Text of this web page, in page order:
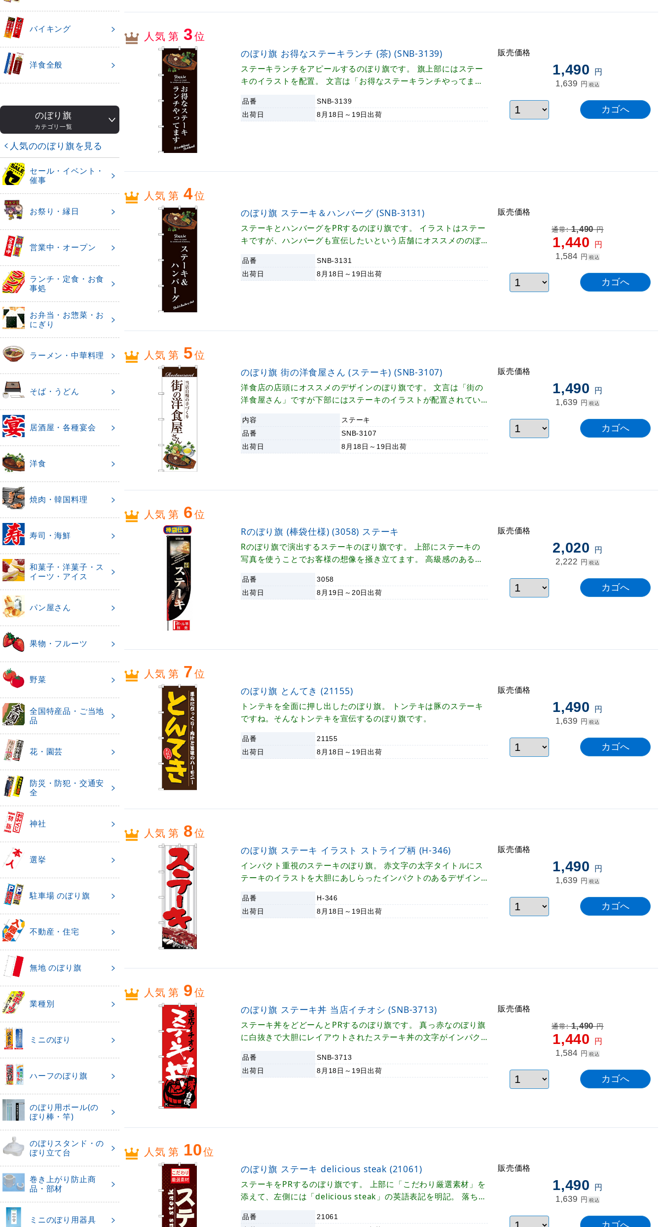
人気 第 3位
のぼり旗 お得なステーキランチ (茶) (SNB-3139)
ステーキランチをアピールするのぼり旗です。 旗上部にはステー
キのイラストを配置。 文言は「お得なステーキランチやってま
スや洋食店のランチ時ののぼり旗にぜひ。
品番 SNB-3139
出荷日 8月18日～19日出荷
販売価格
1,490 円
1,639 円 税込
人気 第 4位
のぼり旗 ステーキ＆ハンバーグ (SNB-3131)
ステーキとハンバーグをPRするのぼり旗です。 イラストはステー
キですが、ハンバーグも宣伝したいという店舗にオススメののぼ
やすいデザインに仕上がっています。
品番 SNB-3131
出荷日 8月18日～19日出荷
販売価格
通常:1,490円
1,440 円
1,584 円 税込
人気 第 5位
のぼり旗 街の洋食屋さん (ステーキ) (SNB-3107)
洋食店の店頭にオススメのデザインのぼり旗です。 文言は「街の
洋食屋さん」ですが下部にはステーキのイラストが配置されてい
演出します。
内容
ステーキ
品番
SNB-3107
出荷日 8月18日～19日出荷
販売価格
1,490 円
1,639 円 税込
人気 第 6位
Rのぼり旗 (棒袋仕様) (3058) ステーキ
Rのぼり旗で演出するステーキのぼり旗です。 上部にステーキの
写真を使うことでお客様の想像を掻き立てます。 高級感のあるデ
品番 3058
出荷日 8月19日～20日出荷
販売価格
2,020 円
2,222 円 税込
人気 第 7位
のぼり旗 とんてき (21155)
トンテキを全面に押し出したのぼり旗。 トンテキは豚のステーキ
ですね。そんなトンテキを宣伝するのぼり旗です。
品番 21155
出荷日 8月18日～19日出荷
販売価格
1,490 円
1,639 円 税込
人気 第 8位
のぼり旗 ステーキ イラスト ストライプ柄 (H-346)
インパクト重視のステーキのぼり旗。 赤文字の太字タイトルにス
テーキのイラストを大胆にあしらったインパクトのあるデザイン
品番 H-346
出荷日 8月18日～19日出荷
販売価格
1,490 円
1,639 円 税込
人気 第 9位
のぼり旗 ステーキ丼 当店イチオシ (SNB-3713)
ステーキ丼をどどーんとPRするのぼり旗です。 真っ赤なのぼり旗
に白抜きで大胆にレイアウトされたステーキ丼の文字がインパク
ステーキ丼の宣伝にご活用ください！
品番 SNB-3713
出荷日 8月18日～19日出荷
販売価格
通常:1,490円
1,440 円
1,584 円 税込
人気 第 10位
のぼり旗 ステーキ delicious steak (21061)
ステーキをPRするのぼり旗です。 上部に「こだわり厳選素材」を
添えて、左側には「delicious steak」の英語表記を明記。 落ち着
品番 21061
販売価格
1,490 円
1,639 円 税込
バイキング
洋食全般
のぼり旗
カテゴリ一覧
人気ののぼり旗を見る
セール・イベント・
催事
お祭り・縁日
営業中・オープン
ランチ・定食・お食
事処
お弁当・お惣菜・お
にぎり
ラーメン・中華料理
そば・うどん
居酒屋・各種宴会
洋食
焼肉・韓国料理
寿司・海鮮
和菓子・洋菓子・ス
イーツ・アイス
パン屋さん
果物・フルーツ
野菜
全国特産品・ご当地
品
花・園芸
防災・防犯・交通安
全
神社
選挙
駐車場 のぼり旗
不動産・住宅
無地 のぼり旗
業種別
ミニのぼり
ハーフのぼり旗
のぼり用ポール(の
ぼり棒・竿)
のぼりスタンド・の
ぼり立て台
巻き上がり防止商
品・部材
ミニのぼり用器具